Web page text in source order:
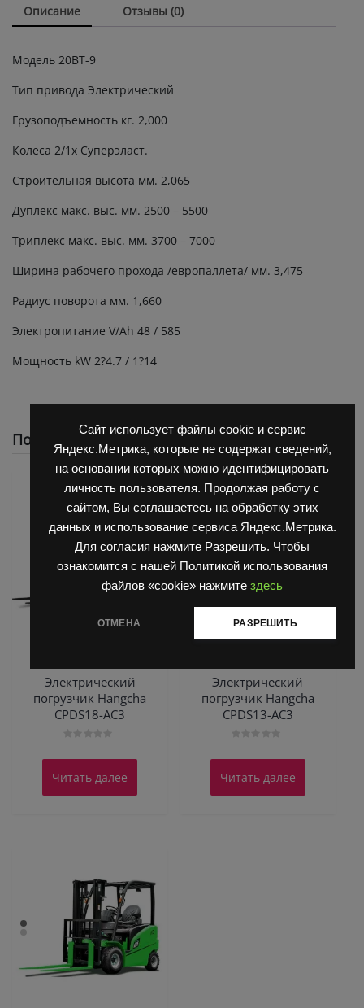
Сайт использует файлы cookie и сервис
Яндекс.Метрика, которые не содержат сведений,
на основании которых можно идентифицировать
личность пользователя. Продолжая работу с
сайтом, Вы соглашаетесь на обработку этих
данных и использование сервиса Яндекс.Метрика.
Для согласия нажмите Разрешить. Чтобы
ознакомится с нашей Политикой использования
файлов «cookie» нажмите здесь
ОТМЕНА РАЗРЕШИТЬ
Описание Отзывы (0)
Модель 20BT-9
Тип привода Электрический
Грузоподъемность кг. 2,000
Колеса 2/1х Суперэласт.
Строительная высота мм. 2,065
Дуплекс макс. выс. мм. 2500 – 5500
Триплекс макс. выс. мм. 3700 – 7000
Ширина рабочего прохода /европаллета/ мм. 3,475
Радиус поворота мм. 1,660
Электропитание V/Ah 48 / 585
Мощность kW 2?4.7 / 1?14
Похожие
Электрический
погрузчик Hangcha
CPDS18-AC3
0
5
Читать далее
3-х опорные
Электрический
погрузчик Hangcha
CPDS13-AC3
0
5
Читать далее